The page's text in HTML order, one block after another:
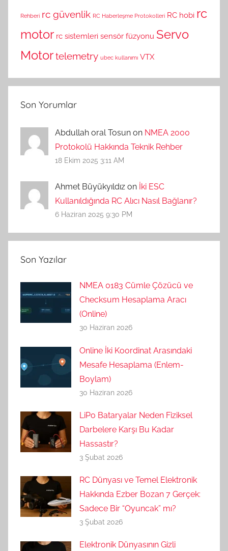
Rehberi rc güvenlik RC Haberleşme Protokolleri RC hobi rc
motor rc sistemleri sensör füzyonu Servo
Motortelemetry ubec kullanımı VTX
Son Yorumlar
Abdullah oral Tosun on NMEA 2000
Protokolü Hakkında Teknik Rehber
18 Ekim 2025 3:11 AM
Ahmet Büyükyıldız on İki ESC
Kullanıldığında RC Alıcı Nasıl Bağlanır?
6 Haziran 2025 9:30 PM
Son Yazılar
NMEA 0183 Cümle Çözücü ve
Checksum Hesaplama Aracı
(Online)
30 Haziran 2026
Online İki Koordinat Arasındaki
Mesafe Hesaplama (Enlem-
Boylam)
30 Haziran 2026
LiPo Bataryalar Neden Fiziksel
Darbelere Karşı Bu Kadar
Hassastır?
3 Şubat 2026
RC Dünyası ve Temel Elektronik
Hakkında Ezber Bozan 7 Gerçek:
Sadece Bir “Oyuncak” mı?
3 Şubat 2026
Elektronik Dünyasının Gizli